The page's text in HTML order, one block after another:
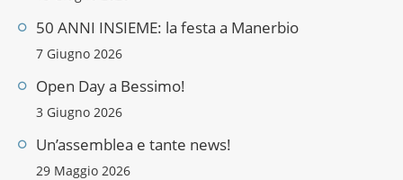
50 ANNI INSIEME: la festa a Manerbio
7 Giugno 2026
Open Day a Bessimo!
3 Giugno 2026
Un’assemblea e tante news!
29 Maggio 2026